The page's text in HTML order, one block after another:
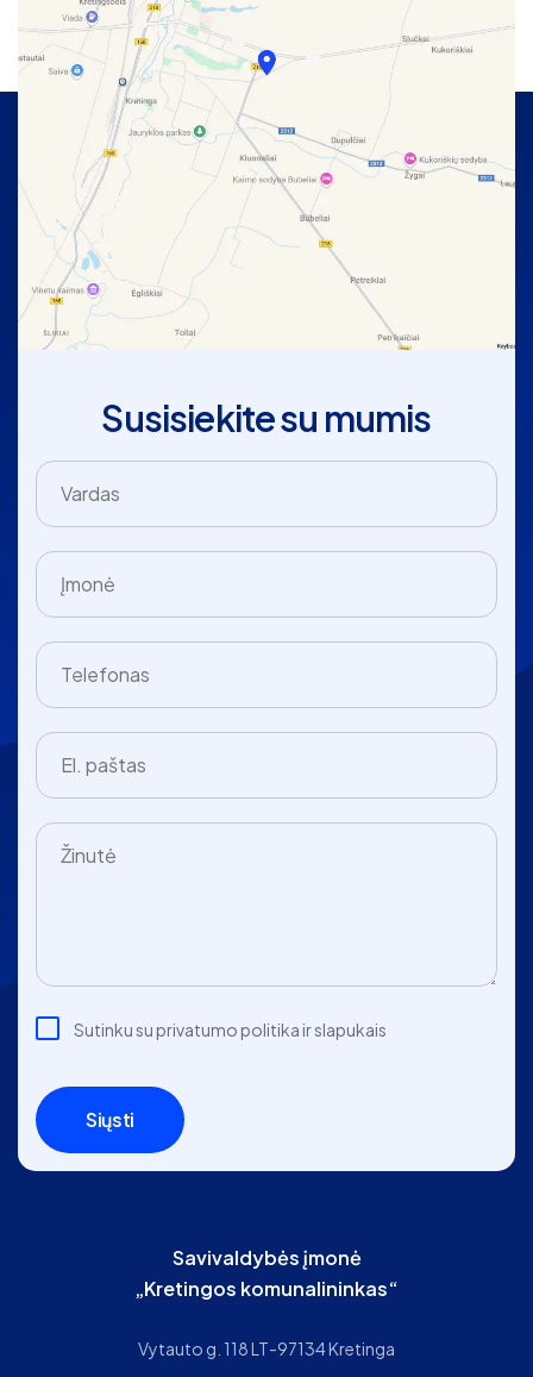
Susisiekite su mumis
Sutinku su privatumo politika ir slapukais
Siųsti
Savivaldybės įmonė
„Kretingos komunalininkas“
Vytauto g. 118 LT-97134 Kretinga